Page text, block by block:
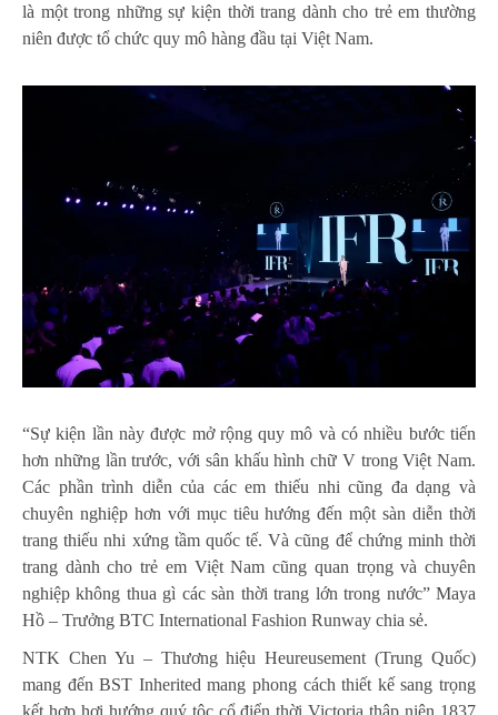
là một trong những sự kiện thời trang dành cho trẻ em thường
niên được tổ chức quy mô hàng đầu tại Việt Nam.
“Sự kiện lần này được mở rộng quy mô và có nhiều bước tiến
hơn những lần trước, với sân khấu hình chữ V trong Việt Nam.
Các phần trình diễn của các em thiếu nhi cũng đa dạng và
chuyên nghiệp hơn với mục tiêu hướng đến một sàn diễn thời
trang thiếu nhi xứng tầm quốc tế. Và cũng để chứng minh thời
trang dành cho trẻ em Việt Nam cũng quan trọng và chuyên
nghiệp không thua gì các sàn thời trang lớn trong nước” Maya
Hồ – Trưởng BTC International Fashion Runway chia sẻ.
NTK Chen Yu – Thương hiệu Heureusement (Trung Quốc)
mang đến BST Inherited mang phong cách thiết kế sang trọng
kết hợp hơi hướng quý tộc cổ điển thời Victoria thập niên 1837